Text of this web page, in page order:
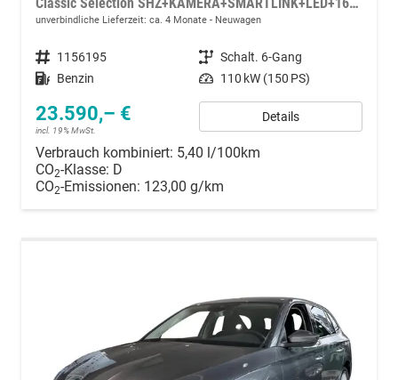
unverbindliche Lieferzeit: ca. 4 Monate Neuwagen
Fahrzeugnummer 1156195 Getriebe Schalt. 6-Gang
Kraftstoff Benzin Leistung 110 kW (150 PS)
23.590,– €
incl. 19% MwSt.
Details
Verbrauch kombiniert: 5,40 l/100km
CO2-Klasse: D
CO2-Emissionen: 123,00 g/km